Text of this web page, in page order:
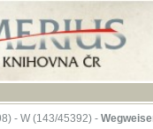
(143/45392)-Wegweiser durch